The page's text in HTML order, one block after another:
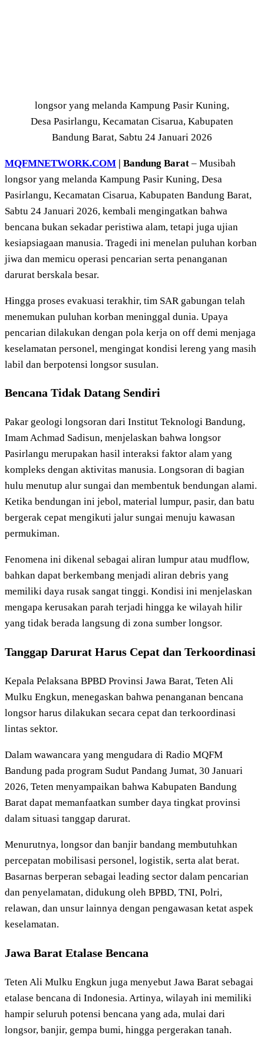
longsor yang melanda Kampung Pasir Kuning,
Desa Pasirlangu, Kecamatan Cisarua, Kabupaten
Bandung Barat, Sabtu 24 Januari 2026
MQFMNETWORK.COM | Bandung Barat – Musibah
longsor yang melanda Kampung Pasir Kuning, Desa
Pasirlangu, Kecamatan Cisarua, Kabupaten Bandung Barat,
Sabtu 24 Januari 2026, kembali mengingatkan bahwa
bencana bukan sekadar peristiwa alam, tetapi juga ujian
kesiapsiagaan manusia. Tragedi ini menelan puluhan korban
jiwa dan memicu operasi pencarian serta penanganan
darurat berskala besar.
Hingga proses evakuasi terakhir, tim SAR gabungan telah
menemukan puluhan korban meninggal dunia. Upaya
pencarian dilakukan dengan pola kerja on off demi menjaga
keselamatan personel, mengingat kondisi lereng yang masih
labil dan berpotensi longsor susulan.
Bencana Tidak Datang Sendiri
Pakar geologi longsoran dari Institut Teknologi Bandung,
Imam Achmad Sadisun, menjelaskan bahwa longsor
Pasirlangu merupakan hasil interaksi faktor alam yang
kompleks dengan aktivitas manusia. Longsoran di bagian
hulu menutup alur sungai dan membentuk bendungan alami.
Ketika bendungan ini jebol, material lumpur, pasir, dan batu
bergerak cepat mengikuti jalur sungai menuju kawasan
permukiman.
Fenomena ini dikenal sebagai aliran lumpur atau mudflow,
bahkan dapat berkembang menjadi aliran debris yang
memiliki daya rusak sangat tinggi. Kondisi ini menjelaskan
mengapa kerusakan parah terjadi hingga ke wilayah hilir
yang tidak berada langsung di zona sumber longsor.
Tanggap Darurat Harus Cepat dan Terkoordinasi
Kepala Pelaksana BPBD Provinsi Jawa Barat, Teten Ali
Mulku Engkun, menegaskan bahwa penanganan bencana
longsor harus dilakukan secara cepat dan terkoordinasi
lintas sektor.
Dalam wawancara yang mengudara di Radio MQFM
Bandung pada program Sudut Pandang Jumat, 30 Januari
2026, Teten menyampaikan bahwa Kabupaten Bandung
Barat dapat memanfaatkan sumber daya tingkat provinsi
dalam situasi tanggap darurat.
Menurutnya, longsor dan banjir bandang membutuhkan
percepatan mobilisasi personel, logistik, serta alat berat.
Basarnas berperan sebagai leading sector dalam pencarian
dan penyelamatan, didukung oleh BPBD, TNI, Polri,
relawan, dan unsur lainnya dengan pengawasan ketat aspek
keselamatan.
Jawa Barat Etalase Bencana
Teten Ali Mulku Engkun juga menyebut Jawa Barat sebagai
etalase bencana di Indonesia. Artinya, wilayah ini memiliki
hampir seluruh potensi bencana yang ada, mulai dari
longsor, banjir, gempa bumi, hingga pergerakan tanah.